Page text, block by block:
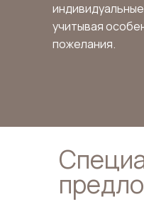
учитывая
пожелания.